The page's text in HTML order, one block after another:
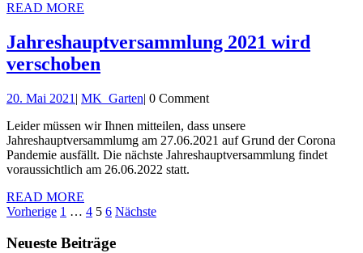
READ MORE
Jahreshauptversammlung 2021 wird
verschoben
wird
verschoben
20. Mai 2021 20.
2021
| MK_GartenMK_Garten
| 0 Comment
Leider müssen wir Ihnen mitteilen, dass unsere
Jahreshauptversammlumg am 27.06.2021 auf Grund der Corona
Pandemie ausfällt. Die nächste Jahreshauptversammlung findet
voraussichtlich am 26.06.2022 statt.
READ MORE
MORE
Seitennummerierung
der
Vorherige 1 … 4 5 6 Nächste
Neueste Beiträge